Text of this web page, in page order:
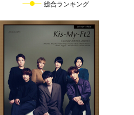
総合ランキング